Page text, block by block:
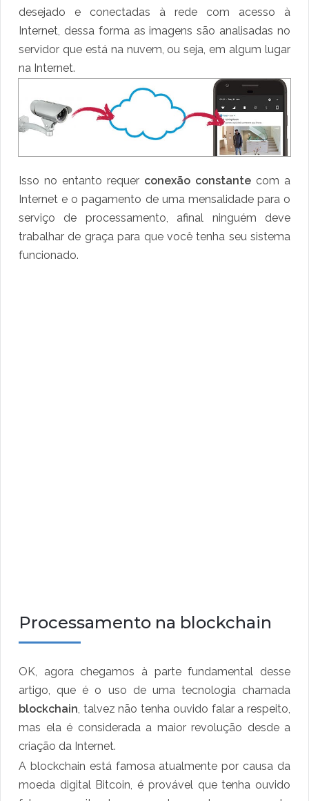
desejado e conectadas à rede com acesso à
Internet, dessa forma as imagens são analisadas no
servidor que está na nuvem, ou seja, em algum lugar
na Internet.
Isso no entanto requer conexão constante com a
Internet e o pagamento de uma mensalidade para o
serviço de processamento, afinal ninguém deve
trabalhar de graça para que você tenha seu sistema
funcionado.
Processamento na blockchain
OK, agora chegamos à parte fundamental desse
artigo, que é o uso de uma tecnologia chamada
blockchain, talvez não tenha ouvido falar a respeito,
mas ela é considerada a maior revolução desde a
criação da Internet.
A blockchain está famosa atualmente por causa da
moeda digital Bitcoin, é provável que tenha ouvido